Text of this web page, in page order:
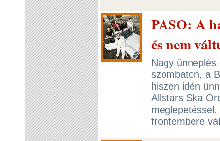
PASO: A
és nem
Nagy
szombaton, a
hiszen idén
Allstars Ska
frontembere